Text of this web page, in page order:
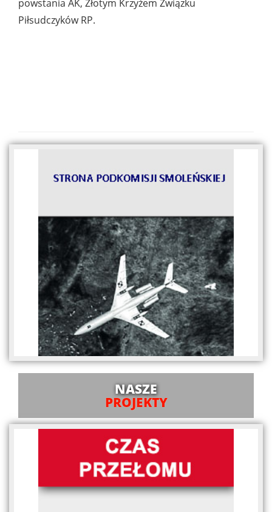
powstania AK, Złotym Krzyżem Związku
Piłsudczyków RP.
NASZE
PROJEKTY